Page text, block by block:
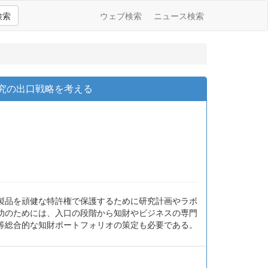
索 ウェブ検索 ニュース検索
の出口戦略を考える
を頑健な特許権で保護するために研究計画やラボ
ためには、入口の段階から知財やビジネスの専門
合的な知財ポートフォリオの策定も必要である。